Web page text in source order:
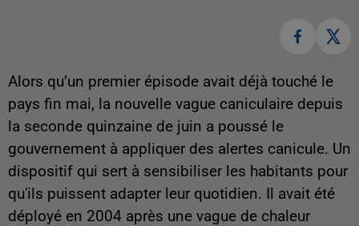
Alors qu’un premier épisode avait déjà touché le
pays fin mai, la nouvelle vague caniculaire depuis
la seconde quinzaine de juin a poussé le
gouvernement à appliquer des alertes canicule. Un
dispositif qui sert à sensibiliser les habitants pour
qu'ils puissent adapter leur quotidien. Il avait été
déployé en 2004 après une vague de chaleur